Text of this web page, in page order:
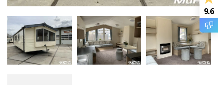
9.6